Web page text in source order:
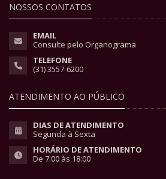
NOSSOS CONTATOS
EMAIL
Consulte pelo Organograma
TELEFONE
(31) 3557-6200
ATENDIMENTO AO PÚBLICO
DIAS DE ATENDIMENTO
Segunda à Sexta
HORÁRIO DE ATENDIMENTO
De 7:00 às 18:00